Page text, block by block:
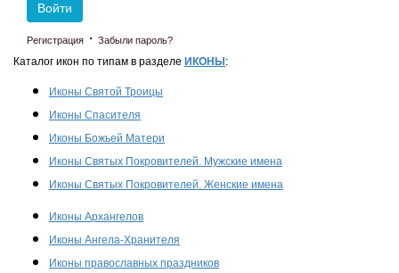
Войти
Регистрация · Забыли пароль?
Каталог икон по типам в разделе ИКОНЫ :
Иконы Святой Троицы
Иконы Спасителя
Иконы Божьей Матери
Иконы Святых Покровителей. Мужские имена
Иконы Святых Покровителей. Женские имена
Иконы Архангелов
Иконы Ангела-Хранителя
Иконы православных праздников